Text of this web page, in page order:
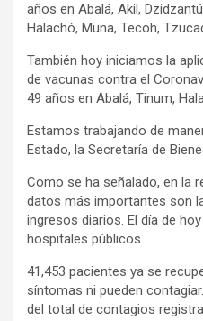
años en Abalá, Akil,
Halachó, Muna, Tecoh,
También hoy iniciamos la
de vacunas contra el
49 años en Abalá, Tinum,
Estamos trabajando de
Estado, la Secretaría de
Como se ha señalado, en la
datos más importantes son
ingresos diarios. El día de
hospitales públicos.
41,453 pacientes ya se
síntomas ni pueden
del total de contagios